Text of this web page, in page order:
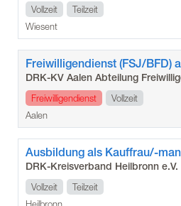
Vollzeit
Teilzeit
Wiesent
DRK-KV Aalen Abteilung
Freiwilligendienst
Vollzeit
Aalen
DRK-Kreisverband Heilbronn e.V.
Vollzeit
Teilzeit